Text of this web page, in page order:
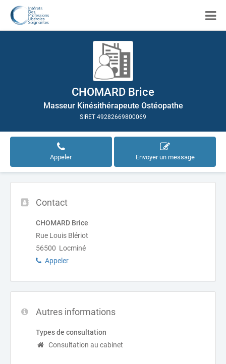
CHOMARD Brice
Masseur Kinésithérapeute Ostéopathe
SIRET 49282669800069
Appeler Envoyer un message
Contact
CHOMARD Brice
Rue Louis Blériot
56500 Locminé
Appeler
Autres informations
Types de consultation
Consultation au cabinet